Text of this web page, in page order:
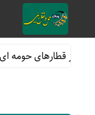
از قطارهای حومه